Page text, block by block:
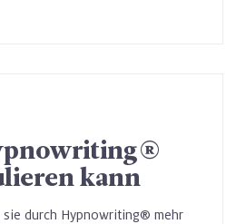
kann
sie durch Hypnowriting® mehr